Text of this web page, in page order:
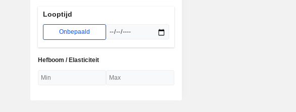
Looptijd
Onbepaald
Hefboom / Elasticiteit